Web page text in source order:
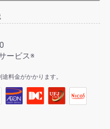
ービス※
料金がかかります。